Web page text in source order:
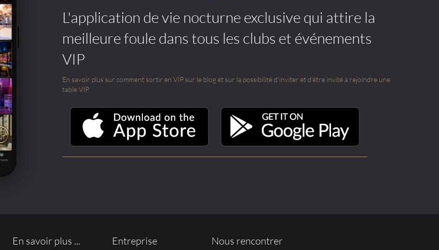
L'application de vie nocturne exclusive qui attire la
meilleure foule dans tous les clubs et événements
VIP
En savoir plus sur comment sortir en VIP sur le blog et sur la possibilité d'inviter et d'être invité à rejoindre une
table VIP.
En savoir plus ... Entreprise Nous rencontrer